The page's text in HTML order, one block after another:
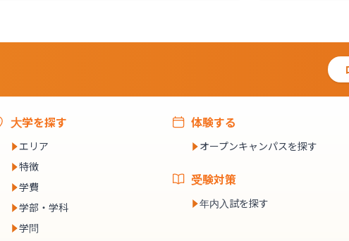
大学を探す
エリア
特徴
学費
学部・学科
学問
体験する
オープンキャンパスを探す
受験対策
年内入試を探す